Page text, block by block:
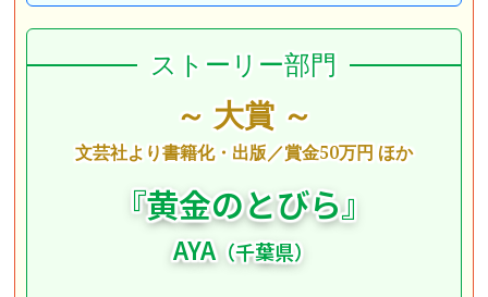
ストーリー部門
～ 大賞 ～
文芸社より書籍化・出版／賞金50万円 ほか
『黄金のとびら』
AYA（千葉県）